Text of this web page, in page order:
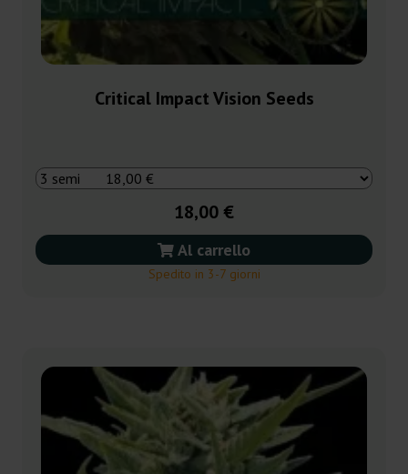
Critical Impact Vision Seeds
18,00 €
Al carrello
Spedito in 3-7 giorni